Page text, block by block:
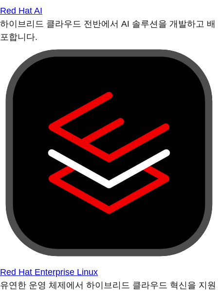
Red Hat AI
하이브리드 클라우드 전반에서 AI 솔루션을 개발하고 배
포합니다.
Red Hat Enterprise Linux
유연한 운영 체제에서 하이브리드 클라우드 혁신을 지원